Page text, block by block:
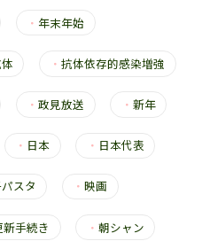
・ 年末年始
・抗体依存的感染増強
・政見放送 ・ 新年
・ 日本 ・ 日本代表
スタ ・映画
新手続き ・ 朝シャン